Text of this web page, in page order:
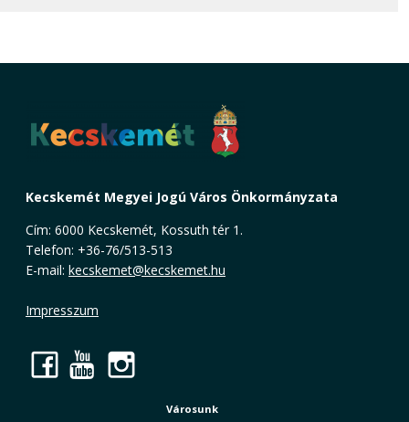
Kecskemét Megyei Jogú Város Önkormányzata
Cím: 6000 Kecskemét, Kossuth tér 1.
Telefon: +36-76/513-513
E-mail: kecskemet@kecskemet.hu
Impresszum
Facebook
YouTube
Városunk